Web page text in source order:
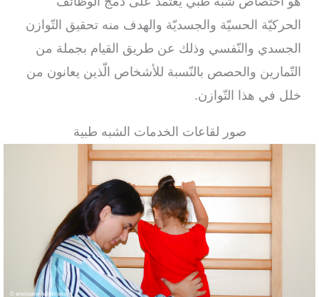
الحركيّة الحسيّة والجسديّة والهدف منه تحقيق التّوازن
الجسدي والنّفسي وذلك عن طريق القيام بجملة من
التّمارين والحصص بالنّسبة للأشخاص الّذين يعانون من
خلل في هذا التّوازن.
صور لقاعات الخدمات الشبه طبية​
ensituationhandicap.org ©